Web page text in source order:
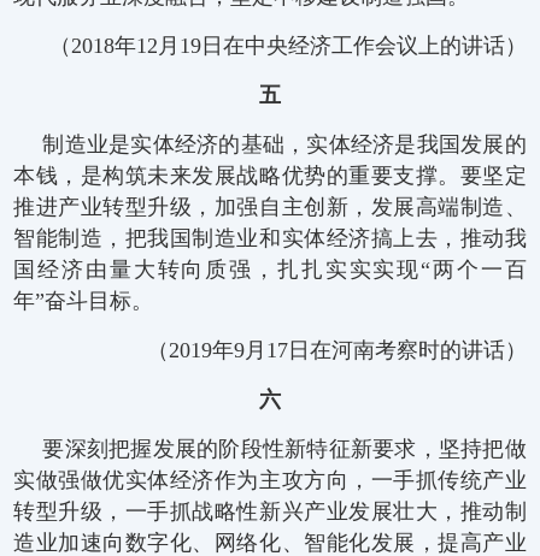
（2018年12月19日在中央经济工作会议上的讲话）
五
制造业是实体经济的基础，实体经济是我国发展的
本钱，是构筑未来发展战略优势的重要支撑。要坚定
推进产业转型升级，加强自主创新，发展高端制造、
智能制造，把我国制造业和实体经济搞上去，推动我
国经济由量大转向质强，扎扎实实实现“两个一百
年”奋斗目标。
（2019年9月17日在河南考察时的讲话）
六
要深刻把握发展的阶段性新特征新要求，坚持把做
实做强做优实体经济作为主攻方向，一手抓传统产业
转型升级，一手抓战略性新兴产业发展壮大，推动制
造业加速向数字化、网络化、智能化发展，提高产业